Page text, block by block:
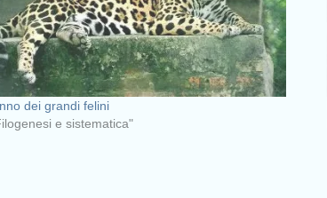
dei grandi felini
e sistematica"